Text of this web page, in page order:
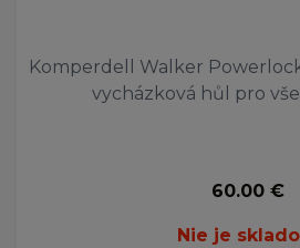
Komperdell Walker
vycházková hůl pro
60.00 €
Nie je